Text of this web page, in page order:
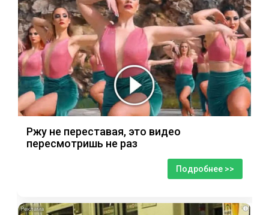
Ржу не переставая, это видео
пересмотришь не раз
Подробнее >>
i